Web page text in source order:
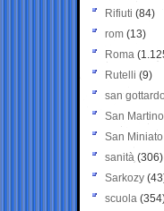
Rifiuti (84)
rom (13)
Roma
Rutelli (9)
san gottardo
San Martino
San Miniato
sanità (306)
Sarkozy
scuola